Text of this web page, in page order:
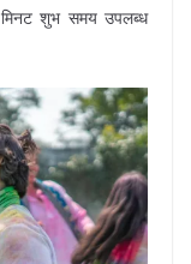
शुभ समय उपलब्ध